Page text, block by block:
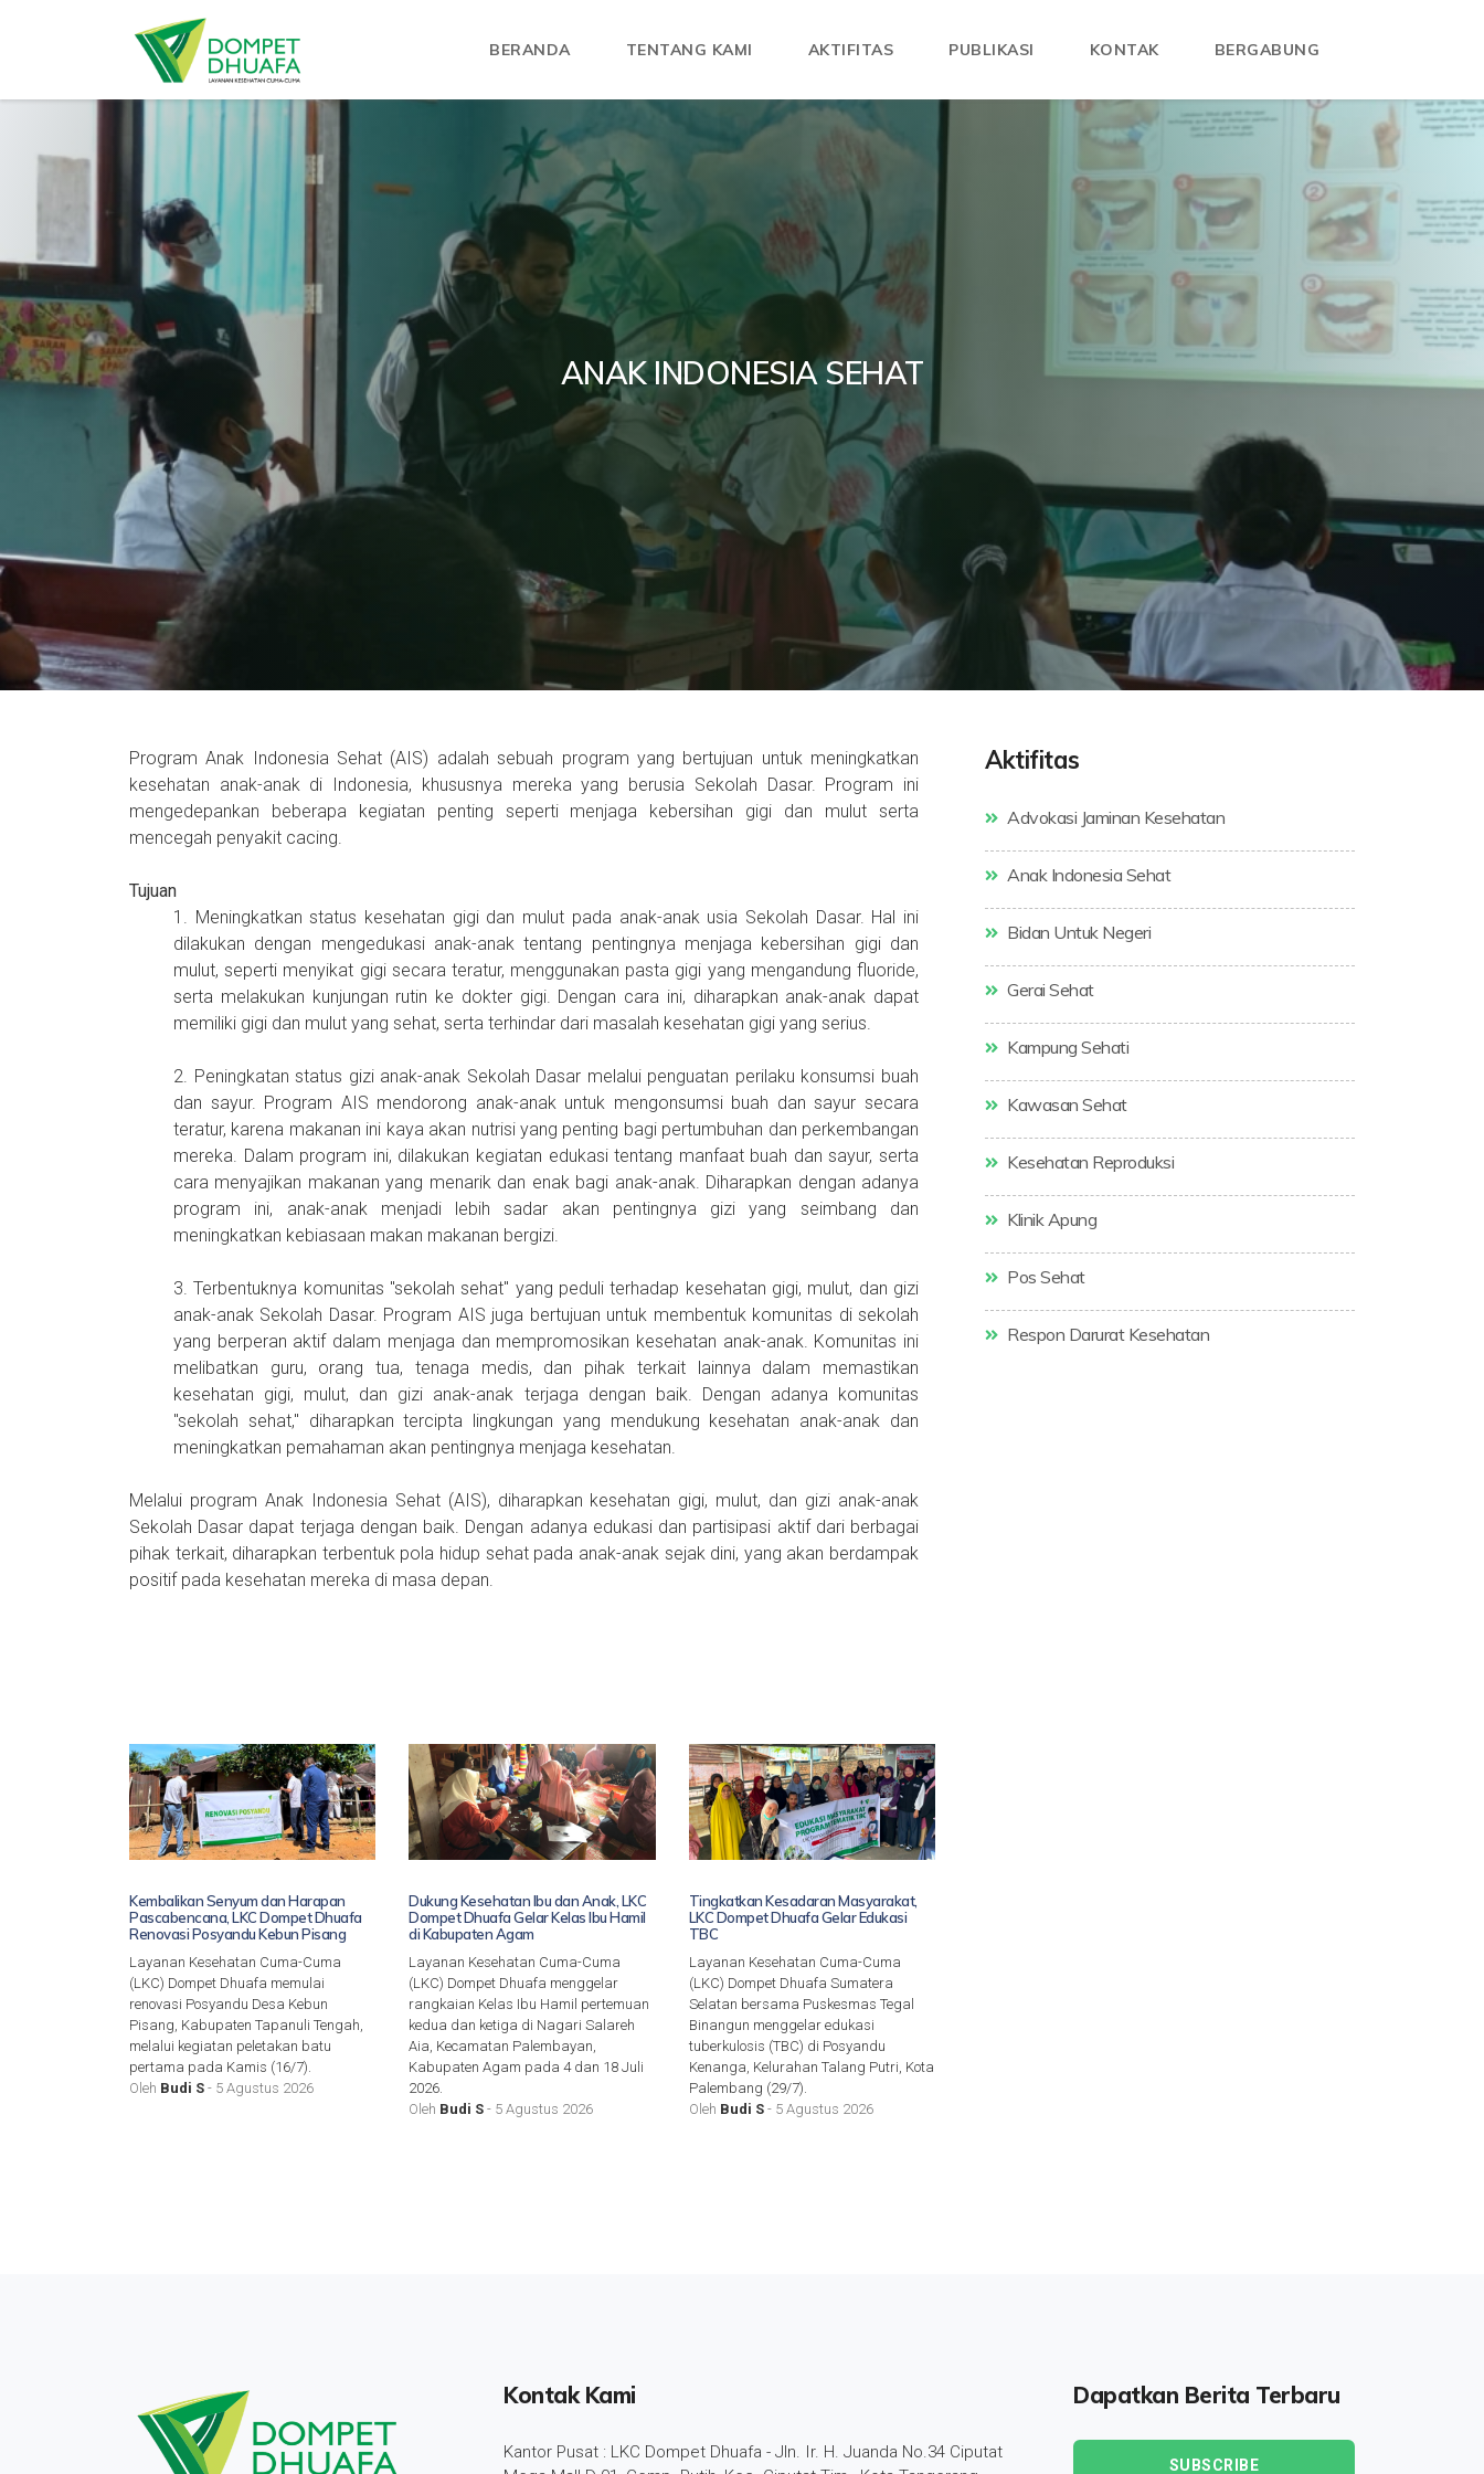
BERANDA TENTANG KAMI AKTIFITAS PUBLIKASI KONTAK BERGABUNG
ANAK INDONESIA SEHAT
Program Anak Indonesia Sehat (AIS) adalah sebuah program yang bertujuan untuk meningkatkan
kesehatan anak-anak di Indonesia, khususnya mereka yang berusia Sekolah Dasar. Program ini
mengedepankan beberapa kegiatan penting seperti menjaga kebersihan gigi dan mulut serta
mencegah penyakit cacing.
Tujuan
1. Meningkatkan status kesehatan gigi dan mulut pada anak-anak usia Sekolah Dasar. Hal ini
dilakukan dengan mengedukasi anak-anak tentang pentingnya menjaga kebersihan gigi dan
mulut, seperti menyikat gigi secara teratur, menggunakan pasta gigi yang mengandung fluoride,
serta melakukan kunjungan rutin ke dokter gigi. Dengan cara ini, diharapkan anak-anak dapat
memiliki gigi dan mulut yang sehat, serta terhindar dari masalah kesehatan gigi yang serius.
2. Peningkatan status gizi anak-anak Sekolah Dasar melalui penguatan perilaku konsumsi buah
dan sayur. Program AIS mendorong anak-anak untuk mengonsumsi buah dan sayur secara
teratur, karena makanan ini kaya akan nutrisi yang penting bagi pertumbuhan dan perkembangan
mereka. Dalam program ini, dilakukan kegiatan edukasi tentang manfaat buah dan sayur, serta
cara menyajikan makanan yang menarik dan enak bagi anak-anak. Diharapkan dengan adanya
program ini, anak-anak menjadi lebih sadar akan pentingnya gizi yang seimbang dan
meningkatkan kebiasaan makan makanan bergizi.
3. Terbentuknya komunitas "sekolah sehat" yang peduli terhadap kesehatan gigi, mulut, dan gizi
anak-anak Sekolah Dasar. Program AIS juga bertujuan untuk membentuk komunitas di sekolah
yang berperan aktif dalam menjaga dan mempromosikan kesehatan anak-anak. Komunitas ini
melibatkan guru, orang tua, tenaga medis, dan pihak terkait lainnya dalam memastikan
kesehatan gigi, mulut, dan gizi anak-anak terjaga dengan baik. Dengan adanya komunitas
"sekolah sehat," diharapkan tercipta lingkungan yang mendukung kesehatan anak-anak dan
meningkatkan pemahaman akan pentingnya menjaga kesehatan.
Melalui program Anak Indonesia Sehat (AIS), diharapkan kesehatan gigi, mulut, dan gizi anak-anak
Sekolah Dasar dapat terjaga dengan baik. Dengan adanya edukasi dan partisipasi aktif dari berbagai
pihak terkait, diharapkan terbentuk pola hidup sehat pada anak-anak sejak dini, yang akan berdampak
positif pada kesehatan mereka di masa depan.
Kembalikan Senyum dan Harapan
Pascabencana, LKC Dompet Dhuafa
Renovasi Posyandu Kebun Pisang
Layanan Kesehatan Cuma-Cuma
(LKC) Dompet Dhuafa memulai
renovasi Posyandu Desa Kebun
Pisang, Kabupaten Tapanuli Tengah,
melalui kegiatan peletakan batu
pertama pada Kamis (16/7).
Oleh Budi S - 5 Agustus 2026
Dukung Kesehatan Ibu dan Anak, LKC
Dompet Dhuafa Gelar Kelas Ibu Hamil
di Kabupaten Agam
Layanan Kesehatan Cuma-Cuma
(LKC) Dompet Dhuafa menggelar
rangkaian Kelas Ibu Hamil pertemuan
kedua dan ketiga di Nagari Salareh
Aia, Kecamatan Palembayan,
Kabupaten Agam pada 4 dan 18 Juli
2026.
Oleh Budi S - 5 Agustus 2026
Tingkatkan Kesadaran Masyarakat,
LKC Dompet Dhuafa Gelar Edukasi
TBC
Layanan Kesehatan Cuma-Cuma
(LKC) Dompet Dhuafa Sumatera
Selatan bersama Puskesmas Tegal
Binangun menggelar edukasi
tuberkulosis (TBC) di Posyandu
Kenanga, Kelurahan Talang Putri, Kota
Palembang (29/7).
Oleh Budi S- 5 Agustus 2026
Aktifitas
Advokasi Jaminan Kesehatan
Anak Indonesia Sehat
Bidan Untuk Negeri
Gerai Sehat
Kampung Sehati
Kawasan Sehat
Kesehatan Reproduksi
Klinik Apung
Pos Sehat
Respon Darurat Kesehatan
Kontak Kami
Kantor Pusat : LKC Dompet Dhuafa - Jln. Ir. H. Juanda No.34 Ciputat
Dapatkan Berita Terbaru
SUBSCRIBE